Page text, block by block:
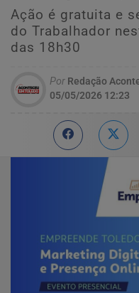
Ação é gratuita e
do Trabalhador
das 18h30
Por Redação
05/05/2026 12:23